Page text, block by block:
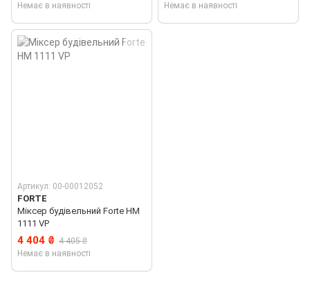
Немає в наявності
Немає в наявності
Артикул: 00-00012052
FORTE
Міксер будівельний Forte HM
1111 VP
4 404 ₴ 4 405 ₴
Немає в наявності